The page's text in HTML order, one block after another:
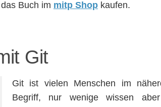
Buch im mitp Shop kaufen.
Git
Git ist vielen Menschen im
Begriff, nur wenige wissen